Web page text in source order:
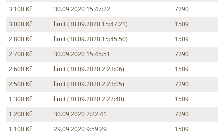
3 100 Kč
30.09.2020 15:47:22
7290
3 000 Kč
limit (30.09.2020 15:47:21)
1509
2 800 Kč
limit (30.09.2020 15:45:50)
1509
2 700 Kč
30.09.2020 15:45:51
7290
2 600 Kč
limit (30.09.2020 2:23:06)
1509
2 500 Kč
limit (30.09.2020 2:23:05)
7290
1 300 Kč
limit (30.09.2020 2:22:40)
1509
1 200 Kč
30.09.2020 2:22:41
7290
1 100 Kč
29.09.2020 9:59:29 1509